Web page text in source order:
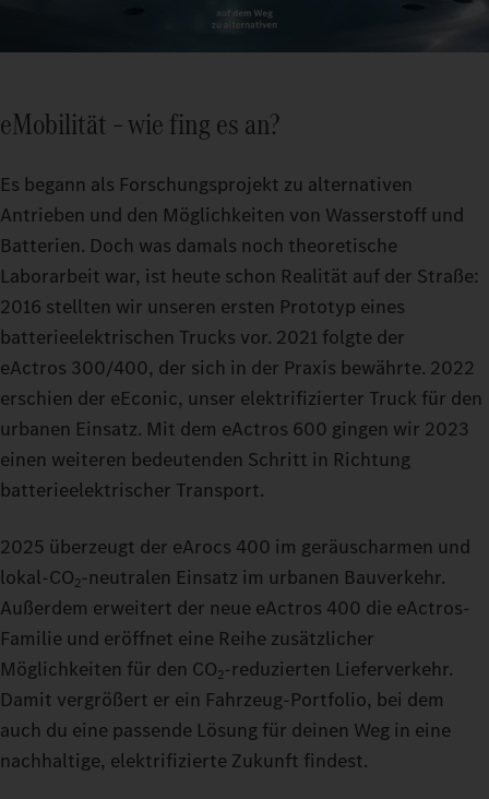
eMobilität – wie fing es an?
Es begann als Forschungsprojekt zu alternativen
Antrieben und den Möglichkeiten von Wasserstoff und
Batterien. Doch was damals noch theoretische
Laborarbeit war, ist heute schon Realität auf der Straße:
2016 stellten wir unseren ersten Prototyp eines
batterieelektrischen Trucks vor. 2021 folgte der
eActros 300/400, der sich in der Praxis bewährte. 2022
erschien der eEconic, unser elektrifizierter Truck für den
urbanen Einsatz. Mit dem eActros 600 gingen wir 2023
einen weiteren bedeutenden Schritt in Richtung
batterieelektrischer Transport.
2025 überzeugt der eArocs 400 im geräuscharmen und
lokal-CO2‑neutralen Einsatz im urbanen Bauverkehr.
Außerdem erweitert der neue eActros 400 die eActros-
Familie und eröffnet eine Reihe zusätzlicher
Möglichkeiten für den CO2‑reduzierten Lieferverkehr.
Damit vergrößert er ein Fahrzeug-Portfolio, bei dem
auch du eine passende Lösung für deinen Weg in eine
nachhaltige, elektrifizierte Zukunft findest.